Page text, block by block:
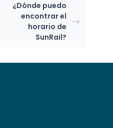
¿Dónde puedo
encontrar el
horario de
SunRail?